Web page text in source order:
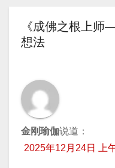
导
《成佛之根上
想法
金刚瑜伽说道：
2025年12月24日 上